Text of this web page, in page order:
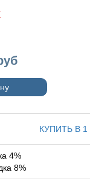
КУПИТЬ В 1
4%
8%